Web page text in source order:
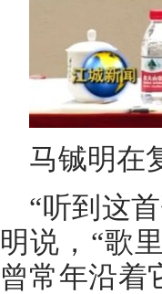
马铖明在
“听到这
明说，“歌
曾常年沿着